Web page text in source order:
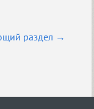
раздел →